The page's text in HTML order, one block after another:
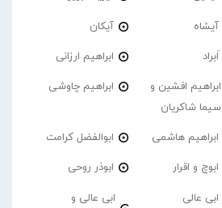
آیشاه آیکان
اَبراد ابراهیم ارزانی
ابراهیم افشین و
سیما شاکریان
ابراهیم چاوشی
ابراهیم هاشمی ابوالفضل کرامت
ابوچ و اقرار ابوذر روحی
ابی عالی
ابی عالی و